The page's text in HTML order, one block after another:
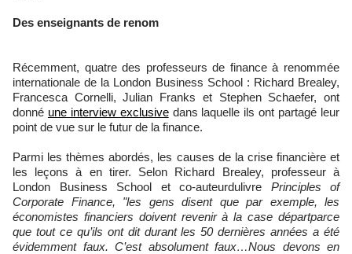
Des enseignants de renom
Récemment, quatre des professeurs de finance à renommée
internationale de la London Business School : Richard Brealey,
Francesca Cornelli, Julian Franks et Stephen Schaefer, ont
donné une interview exclusivedans laquelle ils ont partagé leur
point de vue sur le futur de la finance.
Parmi les thèmes abordés, les causes de la crise financière et
les leçons à en tirer. Selon Richard Brealey, professeur à
London Business School et co-auteurdulivre Principles of
Corporate Finance, "les gens disent que par exemple, les
économistes financiers doivent revenir à la case départparce
que tout ce qu’ils ont dit durant les 50 dernières années a été
évidemment faux. C’est absolument faux…Nous devons en